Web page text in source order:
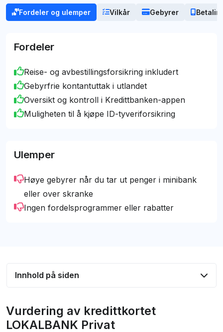
Bengt
[email protected]
samarbeider med noen av kortutstederne og
påvirker
beste og mest objektive veiledningen, slik at du kan
ta det valget som lønner seg mest for deg.
Fordeler og ulemper Vilkår Gebyrer
Fordeler
Reise- og avbestillingsforsikring inkludert
Gebyrfrie kontantuttak i utlandet
Oversikt og kontroll i Kredittbanken-appen
Muligheten til å kjøpe ID-tyveriforsikring
Ulemper
Høye gebyrer når du tar ut penger i minibank
eller over skranke
Ingen fordelsprogrammer eller rabatter
Innhold på siden
LOKALBANK Privat kredittkort vilkår
Vurdering av kredittkortet
LOKALBANK Privat